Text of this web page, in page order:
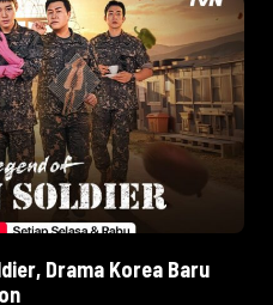
Drama Korea Baru